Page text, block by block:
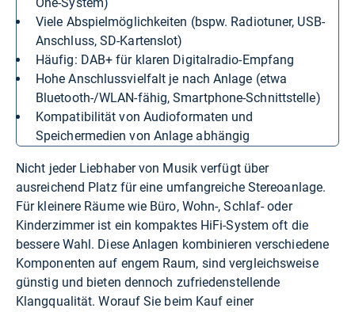
One-System)
viele Abspielmöglichkeiten (bspw. Radiotuner, USB-
Anschluss, SD-Kartenslot)
häufig: DAB+ für klaren Digitalradio-Empfang
hohe Anschlussvielfalt je nach Anlage (etwa
Bluetooth-/WLAN-fähig, Smartphone-Schnittstelle)
Kompatibilität von Audioformaten und
Speichermedien von Anlage abhängig
Nicht jeder Liebhaber von Musik verfügt über
ausreichend Platz für eine umfangreiche Stereoanlage.
Für kleinere Räume wie Büro, Wohn-, Schlaf- oder
Kinderzimmer ist ein kompaktes HiFi-System oft die
bessere Wahl. Diese Anlagen kombinieren verschiedene
Komponenten auf engem Raum, sind vergleichsweise
günstig und bieten dennoch zufriedenstellende
Klangqualität. Worauf Sie beim Kauf einer